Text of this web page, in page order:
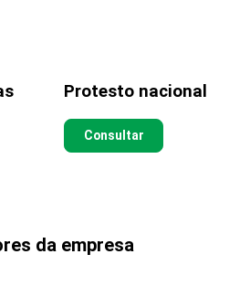
Protesto nacional
Consultar
da empresa